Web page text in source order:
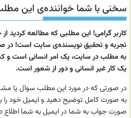
سخنی با شما خواننده‌ی این
کاربر گرامی! این مطلبی که مطالعه کردید
تجربه و تحقیق نویسنده‌ی سایت است! در
به مطلب در سایت، یک امر انسانی است و
یک کار غیر انسانی و دور از شعور است.
در صورتی که در مورد این مطلب سوال یا
صورت جواب به شما در ایمیل به شما اطلاع